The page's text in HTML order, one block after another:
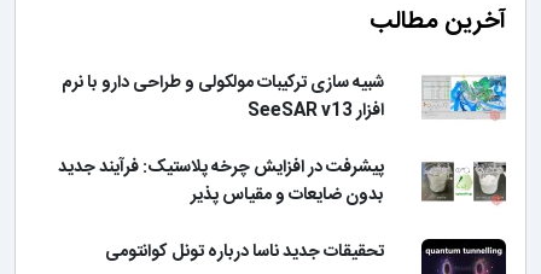
آخرین مطالب
شبیه سازی ترکیبات مولکولی و طراحی دارو با نرم
افزار SeeSAR v13
پیشرفت در افزایش چرخه پلاستیک: فرآیند جدید
بدون ضایعات و مقیاس پذیر
تحقیقات جدید ناسا درباره تونل کوانتومی